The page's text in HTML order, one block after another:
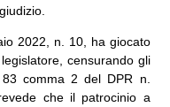
2022, n. 10, ha giocato
censurando gli
comma 2 del DPR n.
che il patrocinio a